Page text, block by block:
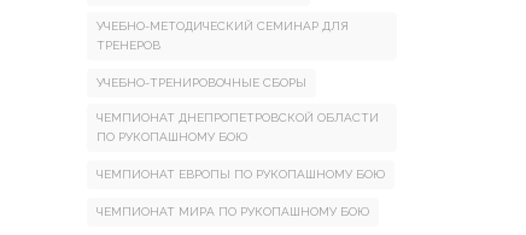
УЧЕБНО-МЕТОДИЧЕСКИЙ СЕМИНАР ДЛЯ
ТРЕНЕРОВ
УЧЕБНО-ТРЕНИРОВОЧНЫЕ СБОРЫ
ЧЕМПИОНАТ ДНЕПРОПЕТРОВСКОЙ ОБЛАСТИ
ПО РУКОПАШНОМУ БОЮ
ЧЕМПИОНАТ ЕВРОПЫ ПО РУКОПАШНОМУ БОЮ
ЧЕМПИОНАТ МИРА ПО РУКОПАШНОМУ БОЮ